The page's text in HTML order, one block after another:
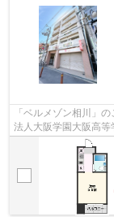
「ベルメゾン相川」
法人大阪学園大阪高
で初期費用がお支払い